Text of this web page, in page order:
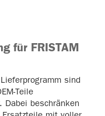
für FRISTAM
sind
Teile
Dabei beschränken